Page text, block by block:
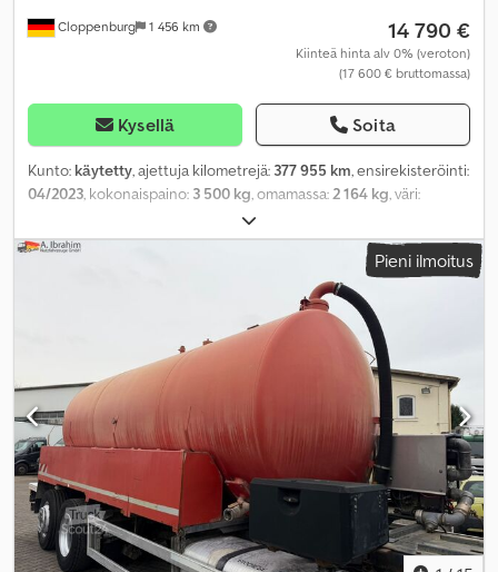
Cloppenburg 1 456 km 14 790 €
Kiinteä hinta alv 0% (veroton)
(17 600 € bruttomassa)
Kysellä Soita
Kunto: käytetty, ajettuja kilometrejä: 377 955 km, ensirekisteröinti:
04/2023, kokonaispaino: 3 500 kg, omamassa:2 164 kg, väri:
automaattinen
polttoainetyyppi:diesel, päästöluokka:Euro 6, teho:130 kW
, seuraava tarkastus
, istuimien määrä:2, ohjaamo:
, vuoteiden määrä:1, Varusteet:
ajoneuvotietokone, elektroninen ajonvakautusjärjestelmä (ESP),
ilmastointi, immobilisointijärjestelmä, keskuslukitus, liukuovi,
luistonesto, noesuodatin, pysäköintilämmitin,
vakionopeudensäädin
Pieni ilmoitus